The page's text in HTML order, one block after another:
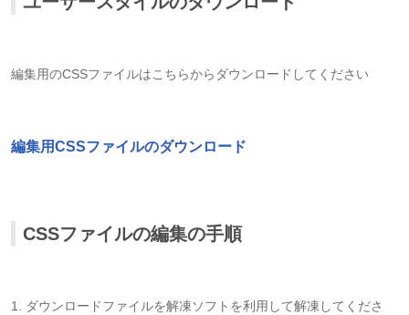
編集用のCSSファイルはこちらからダウンロードしてください
編集用CSSファイルのダウンロード
CSSファイルの編集の手順
1. ダウンロードファイルを解凍ソフトを利用して解凍してくださ